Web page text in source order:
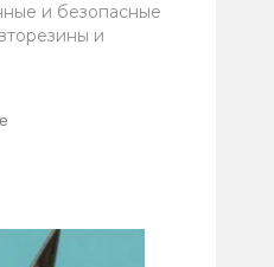
и безопасные
и